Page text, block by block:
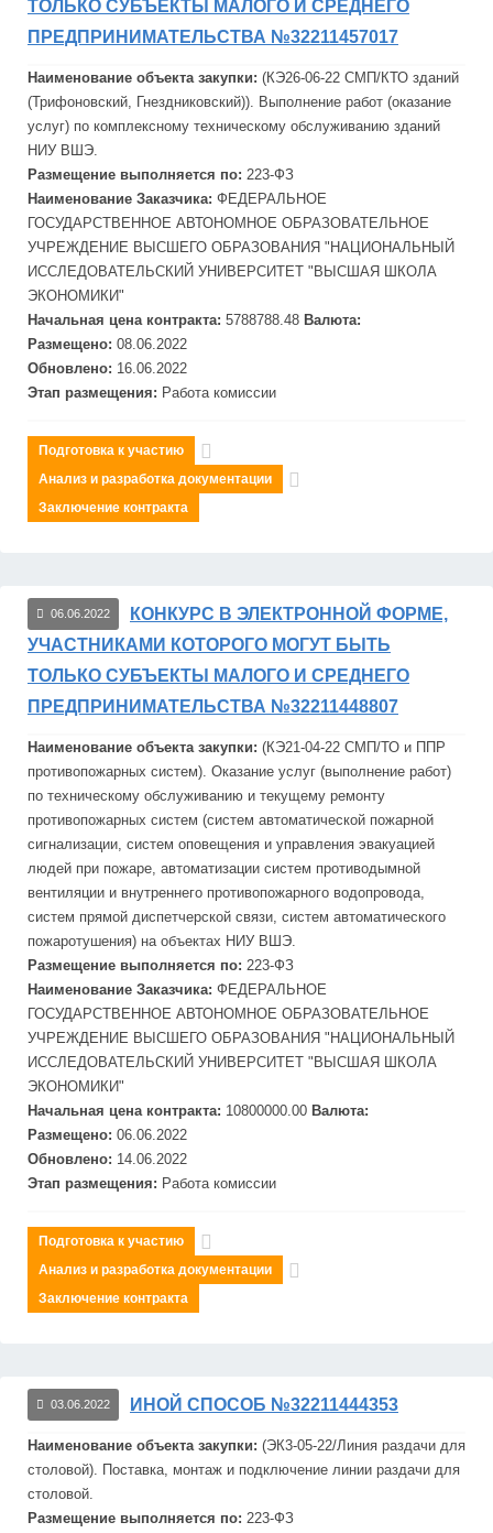
ТОЛЬКО СУБЪЕКТЫ МАЛОГО И СРЕДНЕГО
ПРЕДПРИНИМАТЕЛЬСТВА №32211457017
Наименование объекта закупки: (КЭ26-06-22 СМП/КТО зданий
(Трифоновский, Гнездниковский)). Выполнение работ (оказание
услуг) по комплексному техническому обслуживанию зданий
НИУ ВШЭ.
Размещение выполняется по: 223-ФЗ
Наименование Заказчика: ФЕДЕРАЛЬНОЕ
ГОСУДАРСТВЕННОЕ АВТОНОМНОЕ ОБРАЗОВАТЕЛЬНОЕ
УЧРЕЖДЕНИЕ ВЫСШЕГО ОБРАЗОВАНИЯ "НАЦИОНАЛЬНЫЙ
ИССЛЕДОВАТЕЛЬСКИЙ УНИВЕРСИТЕТ "ВЫСШАЯ ШКОЛА
ЭКОНОМИКИ"
Начальная цена контракта: 5788788.48 Валюта:
Размещено: 08.06.2022
Обновлено: 16.06.2022
Этап размещения: Работа комиссии
Подготовка к участию
Анализ и разработка документации
Заключение контракта
06.06.2022
КОНКУРС В ЭЛЕКТРОННОЙ ФОРМЕ,
УЧАСТНИКАМИ КОТОРОГО МОГУТ БЫТЬ
ТОЛЬКО СУБЪЕКТЫ МАЛОГО И СРЕДНЕГО
ПРЕДПРИНИМАТЕЛЬСТВА №32211448807
Наименование объекта закупки: (КЭ21-04-22 СМП/ТО и ППР
противопожарных систем). Оказание услуг (выполнение работ)
по техническому обслуживанию и текущему ремонту
противопожарных систем (систем автоматической пожарной
сигнализации, систем оповещения и управления эвакуацией
людей при пожаре, автоматизации систем противодымной
вентиляции и внутреннего противопожарного водопровода,
систем прямой диспетчерской связи, систем автоматического
пожаротушения) на объектах НИУ ВШЭ.
Размещение выполняется по: 223-ФЗ
Наименование Заказчика: ФЕДЕРАЛЬНОЕ
ГОСУДАРСТВЕННОЕ АВТОНОМНОЕ ОБРАЗОВАТЕЛЬНОЕ
УЧРЕЖДЕНИЕ ВЫСШЕГО ОБРАЗОВАНИЯ "НАЦИОНАЛЬНЫЙ
ИССЛЕДОВАТЕЛЬСКИЙ УНИВЕРСИТЕТ "ВЫСШАЯ ШКОЛА
ЭКОНОМИКИ"
Начальная цена контракта: 10800000.00 Валюта:
Размещено: 06.06.2022
Обновлено: 14.06.2022
Этап размещения: Работа комиссии
Подготовка к участию
Анализ и разработка документации
Заключение контракта
03.06.2022 ИНОЙ СПОСОБ №32211444353
Наименование объекта закупки: (ЭК3-05-22/Линия раздачи для
столовой). Поставка, монтаж и подключение линии раздачи для
столовой.
Размещение выполняется по: 223-ФЗ